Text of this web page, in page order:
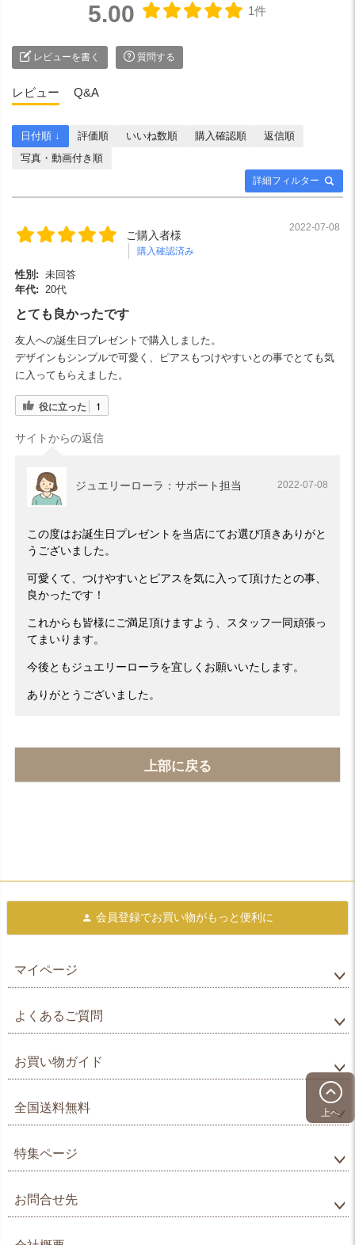
5.00 1件
レビューを書く 質問する
レビュー Q&A
詳細フィルター
日付順 ↓ 評価順 いいね数順 購入確認順
返信順
写真・動画付き順
ご購入者様
購入確認済み
2022-07-08
性別: 未回答
年代:
20代
とても良かったです
友人への誕生日プレゼントで購入しました。
デザインもシンプルで可愛く、ピアスもつけやすいとの事でとても気
に入ってもらえました。
役に立った 1
サイトからの返信
ジュエリーローラ：サポート担当 2022-07-08
この度はお誕生日プレゼントを当店にてお選び頂きありがと
うございました。
可愛くて、つけやすいとピアスを気に入って頂けたとの事、
良かったです！
これからも皆様にご満足頂けますよう、スタッフ一同頑張っ
てまいります。
今後ともジュエリーローラを宜しくお願いいたします。
ありがとうございました。
上部に戻る
上へ
会員登録でお買い物がもっと便利に
マイページ
よくあるご質問
お買い物ガイド
全国送料無料
特集ページ
お問合せ先